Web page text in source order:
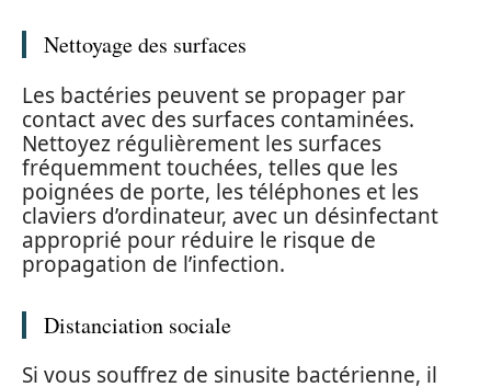
Nettoyage des surfaces
Les bactéries peuvent se propager par
contact avec des surfaces contaminées.
Nettoyez régulièrement les surfaces
fréquemment touchées, telles que les
poignées de porte, les téléphones et les
claviers d’ordinateur, avec un désinfectant
approprié pour réduire le risque de
propagation de l’infection.
Distanciation sociale
Si vous souffrez de sinusite bactérienne, il